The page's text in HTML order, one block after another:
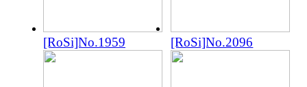
[RoSi]No.1959 [RoSi]No.2096